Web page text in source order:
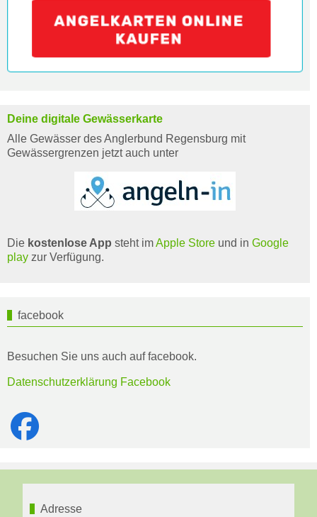
Deine digitale Gewässerkarte
Alle Gewässer des Anglerbund Regensburg mit
Gewässergrenzen jetzt auch unter
Die kostenlose App steht imApple Store und in Google
play zur Verfügung.
facebook
Besuchen Sie uns auch auf facebook.
Datenschutzerklärung Facebook
Adresse